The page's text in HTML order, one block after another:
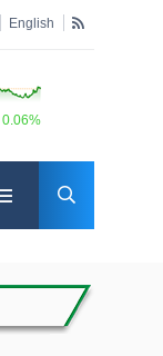
English
0.06%